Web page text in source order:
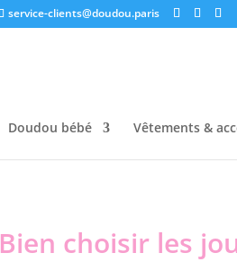
service-clients@doudou.paris
Doudou bébé Vêtements &
Bien choisir les